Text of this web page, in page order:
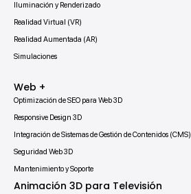
Iluminación y Renderizado
Realidad Virtual (VR)
Realidad Aumentada (AR)
Simulaciones
Web +
Optimización de SEO para Web 3D
Responsive Design 3D
Integración de Sistemas de Gestión de Contenidos (CMS)
Seguridad Web 3D
Mantenimiento y Soporte
Animación 3D para Televisión